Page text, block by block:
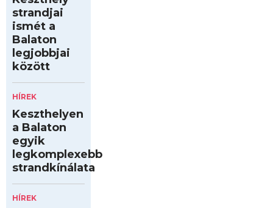
strandjai
ismét a
Balaton
legjobbjai
között
HÍREK
Keszthelyen
a Balaton
egyik
legkomplexebb
strandkínálata
HÍREK